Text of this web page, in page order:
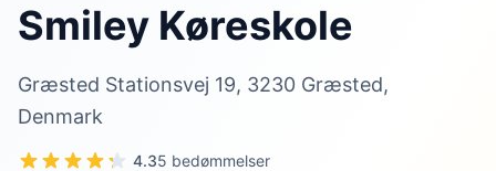
Smiley Køreskole
Græsted Stationsvej 19, 3230 Græsted,
Denmark
4.35 bedømmelser